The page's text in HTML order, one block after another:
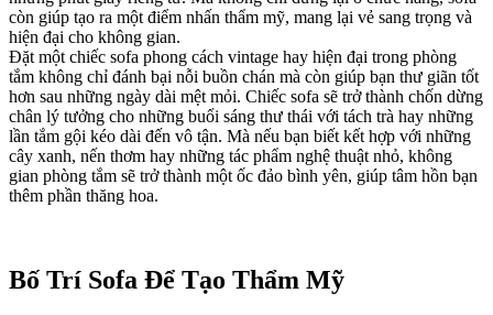
còn giúp tạo ra một điểm nhấn thẩm mỹ, mang lại vẻ sang trọng và
hiện đại cho không gian.
Đặt một chiếc sofa phong cách vintage hay hiện đại trong phòng
tắm không chỉ đánh bại nỗi buồn chán mà còn giúp bạn thư giãn tốt
hơn sau những ngày dài mệt mỏi. Chiếc sofa sẽ trở thành chốn dừng
chân lý tưởng cho những buổi sáng thư thái với tách trà hay những
lần tắm gội kéo dài đến vô tận. Mà nếu bạn biết kết hợp với những
cây xanh, nến thơm hay những tác phẩm nghệ thuật nhỏ, không
gian phòng tắm sẽ trở thành một ốc đảo bình yên, giúp tâm hồn bạn
thêm phần thăng hoa.
Bố Trí Sofa Để Tạo Thẩm Mỹ